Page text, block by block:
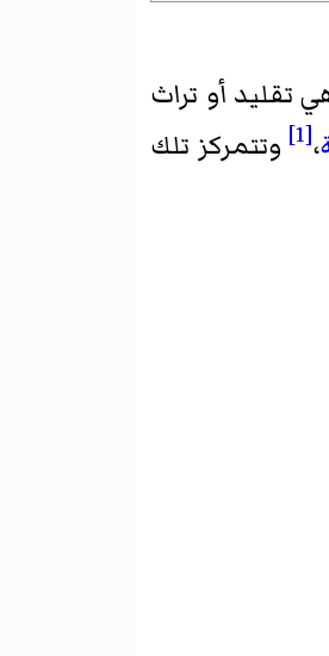
تقليد أو تراث
،[1]
وتتمركز تلك